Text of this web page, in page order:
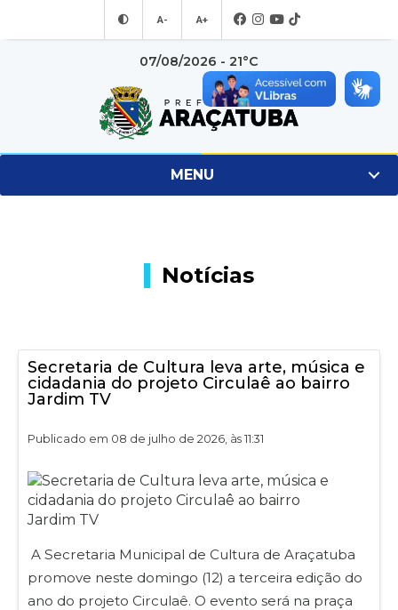
A- A+
07/08/2026 - 21°C
MENU
Notícias
Secretaria de Cultura leva arte, música e
cidadania do projeto Circulaê ao bairro
Jardim TV
Publicado em 08 de julho de 2026, às 11:31
A Secretaria Municipal de Cultura de Araçatuba
promove neste domingo (12) a terceira edição do
ano do projeto Circulaê. O evento será na praça